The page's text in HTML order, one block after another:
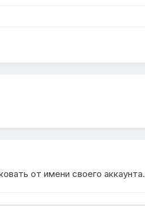
от имени своего аккаунта.